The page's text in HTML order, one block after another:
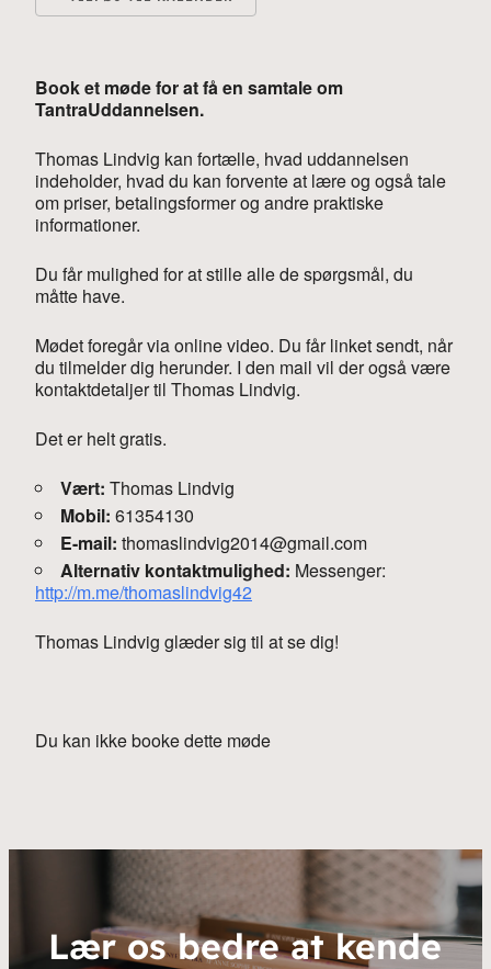
Book et møde for at få en samtale om
TantraUddannelsen.
Thomas Lindvig kan fortælle, hvad uddannelsen
indeholder, hvad du kan forvente at lære og også tale
om priser, betalingsformer og andre praktiske
informationer.
Du får mulighed for at stille alle de spørgsmål, du
måtte have.
Mødet foregår via online video. Du får linket sendt, når
du tilmelder dig herunder. I den mail vil der også være
kontaktdetaljer til Thomas Lindvig.
Det er helt gratis.
Vært: Thomas Lindvig
Mobil: 61354130
E-mail: thomaslindvig2014@gmail.com
Alternativ kontaktmulighed: Messenger:
http://m.me/thomaslindvig42
Thomas Lindvig glæder sig til at se dig!
Du kan ikke booke dette møde
Lær os bedre at kende